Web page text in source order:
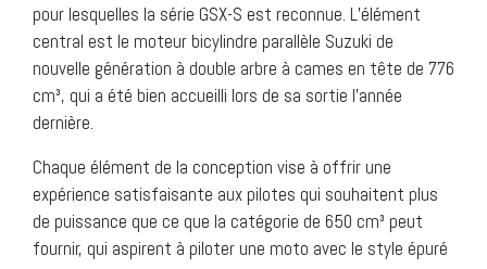
pour lesquelles la série GSX-S est reconnue. L’élément
central est le moteur bicylindre parallèle Suzuki de
nouvelle génération à double arbre à cames en tête de 776
cm³, qui a été bien accueilli lors de sa sortie l’année
dernière.
Chaque élément de la conception vise à offrir une
expérience satisfaisante aux pilotes qui souhaitent plus
de puissance que ce que la catégorie de 650 cm³ peut
fournir, qui aspirent à piloter une moto avec le style épuré